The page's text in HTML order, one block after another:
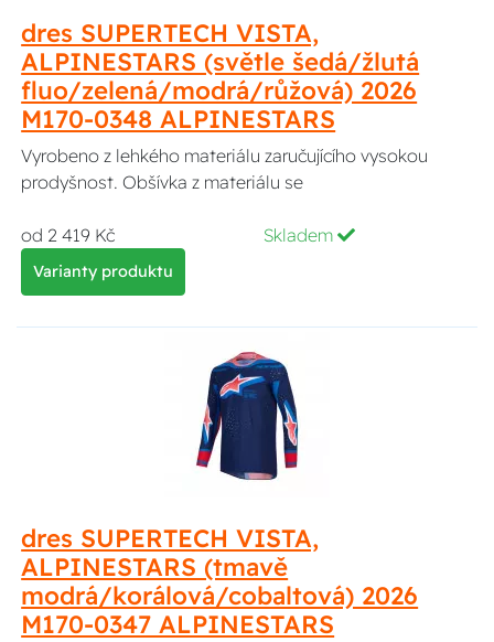
dres SUPERTECH VISTA,
ALPINESTARS (světle šedá/žlutá
fluo/zelená/modrá/růžová) 2026
M170-0348 ALPINESTARS
Vyrobeno z lehkého materiálu zaručujícího vysokou
prodyšnost. Obšívka z materiálu se
od 2 419 Kč Skladem
Varianty produktu
dres SUPERTECH VISTA,
ALPINESTARS (tmavě
modrá/korálová/cobaltová) 2026
M170-0347 ALPINESTARS